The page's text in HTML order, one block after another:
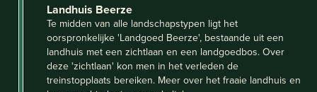
Landhuis Beerze
Te midden van alle landschapstypen ligt het
oorspronkelijke 'Landgoed Beerze', bestaande uit een
landhuis met een zichtlaan en een landgoedbos. Over
deze 'zichtlaan' kon men in het verleden de
treinstopplaats bereiken. Meer over het fraaie landhuis en